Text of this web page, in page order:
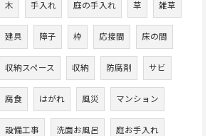
木 手入れ 庭の手入れ 草 雑草
建具 障子 枠 応接間 床の間
収納スペース 収納 防腐剤 サビ
腐食 はがれ 風災 マンション
設備工事 洗面お風呂 庭お手入れ